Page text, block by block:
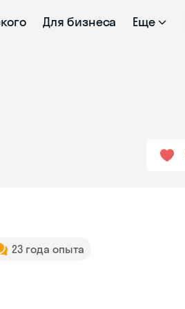
Для бизнеса Еще
23 года опыта